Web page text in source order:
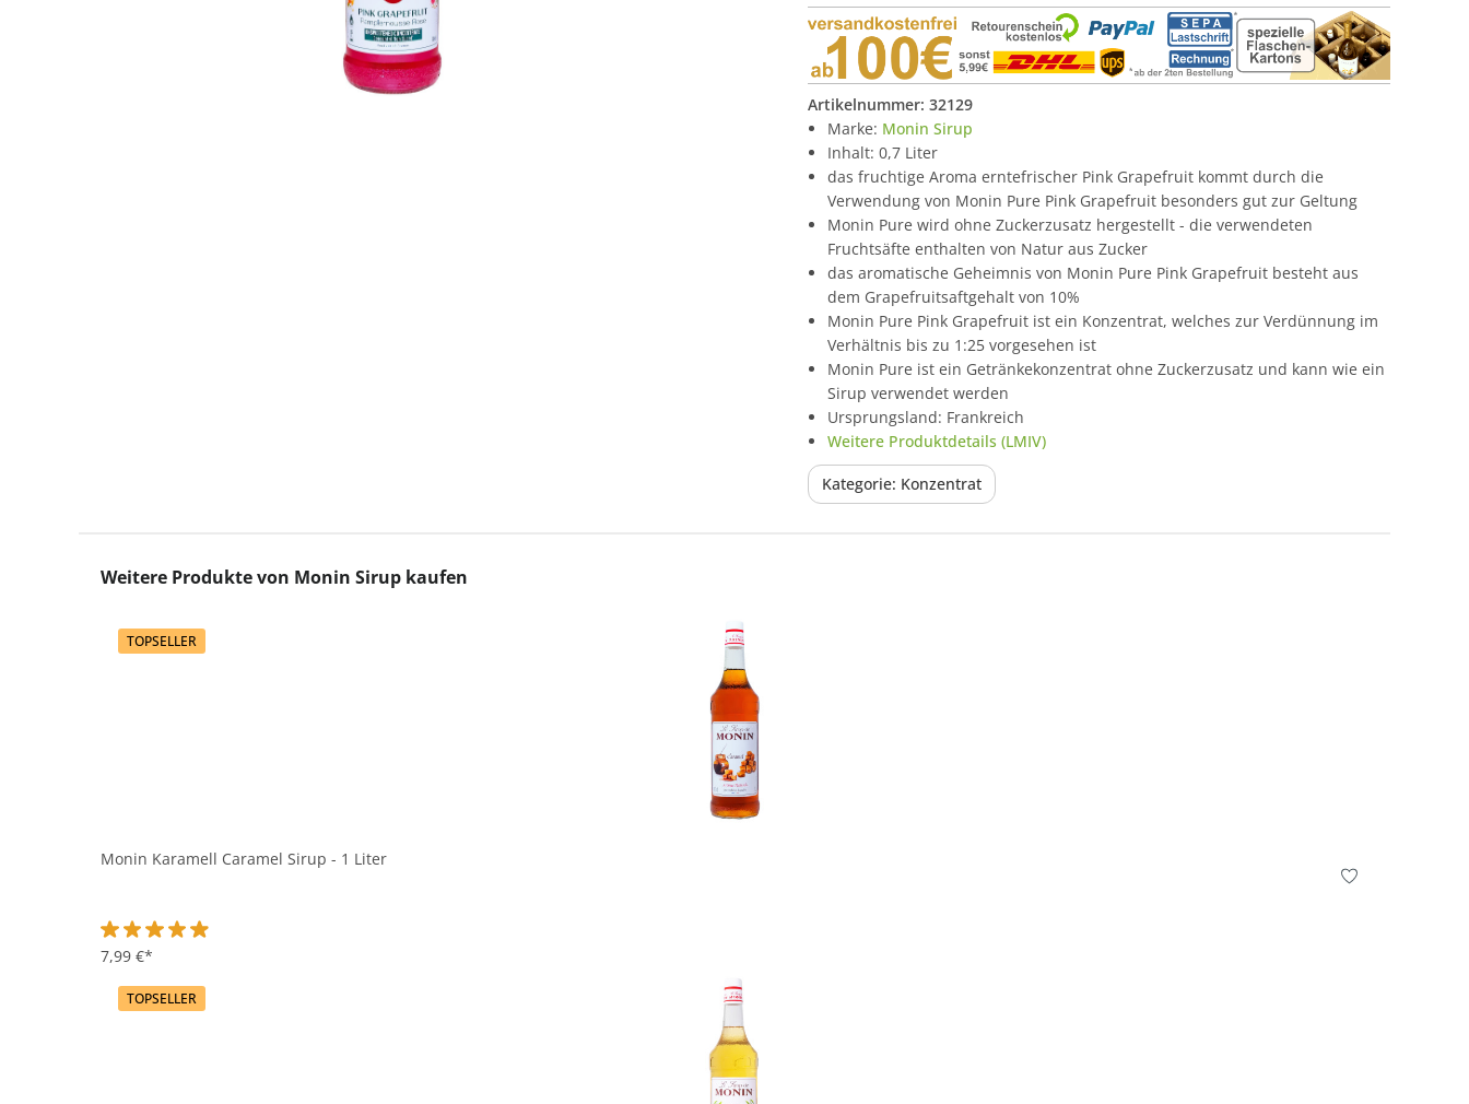
Artikelnummer: 32129
Marke: Monin Sirup
Inhalt: 0,7 Liter
das fruchtige Aroma erntefrischer Pink Grapefruit kommt durch die
Verwendung von Monin Pure Pink Grapefruit besonders gut zur Geltung
Monin Pure wird ohne Zuckerzusatz hergestellt - die verwendeten
Fruchtsäfte enthalten von Natur aus Zucker
das aromatische Geheimnis von Monin Pure Pink Grapefruit besteht aus
dem Grapefruitsaftgehalt von 10%
Monin Pure Pink Grapefruit ist ein Konzentrat, welches zur Verdünnung im
Verhältnis bis zu 1:25 vorgesehen ist
Monin Pure ist ein Getränkekonzentrat ohne Zuckerzusatz und kann wie ein
Sirup verwendet werden
Ursprungsland: Frankreich
Weitere Produktdetails (LMIV)
Kategorie: Konzentrat
Produktgalerie überspringen
Weitere Produkte von Monin Sirup kaufen
TOPSELLER
Monin Karamell Caramel Sirup - 1 Liter
Durchschnittliche Bewertung von 4.9 von 5 Sternen
7,99 €*
In den Korb
TOPSELLER